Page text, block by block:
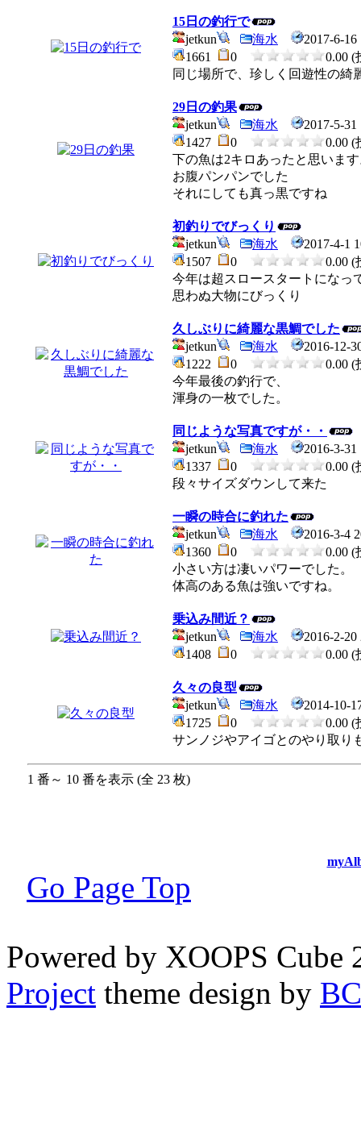
15日の釣行で
jetkun
海水
2017-6-16
1661
0
0.00 (
同じ場所で、珍しく回遊性の綺
29日の釣果
jetkun
海水
2017-5-31
1427
0
0.00 (
下の魚は2キロあったと思いま
お腹パンパンでした
それにしても真っ黒ですね
初釣りでびっくり
jetkun
海水
2017-4-1
1507
0
0.00 (
今年は超スロースタートになっ
思わぬ大物にびっくり
久しぶりに綺麗な黒鯛でした
jetkun
海水
2016-12-
1222
0
0.00 (
今年最後の釣行で、
渾身の一枚でした。
同じような写真ですが・・
jetkun
海水
2016-3-31
1337
0
0.00 (
段々サイズダウンして来た
一瞬の時合に釣れた
jetkun
海水
2016-3-4
1360
0
0.00 (
小さい方は凄いパワーでした。
体高のある魚は強いですね。
乗込み間近？
jetkun
海水
2016-2-20
1408
0 0.00 (
久々の良型
jetkun
海水
2014-10-
1725
0
0.00 (
サンノジやアイゴとのやり取り
1 番～ 10 番を表示 (全 23 枚)
Go Page Top
Powered by XOOPS
Project theme design by